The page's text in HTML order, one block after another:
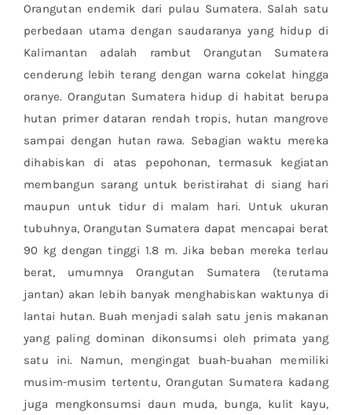
Orangutan endemik dari pulau Sumatera. Salah satu
perbedaan utama dengan saudaranya yang hidup di
Kalimantan adalah rambut Orangutan Sumatera
cenderung lebih terang dengan warna cokelat hingga
oranye. Orangutan Sumatera hidup di habitat berupa
hutan primer dataran rendah tropis, hutan mangrove
sampai dengan hutan rawa. Sebagian waktu mereka
dihabiskan di atas pepohonan, termasuk kegiatan
membangun sarang untuk beristirahat di siang hari
maupun untuk tidur di malam hari. Untuk ukuran
tubuhnya, Orangutan Sumatera dapat mencapai berat
90 kg dengan tinggi 1.8 m. Jika beban mereka terlau
berat, umumnya Orangutan Sumatera (terutama
jantan) akan lebih banyak menghabiskan waktunya di
lantai hutan. Buah menjadi salah satu jenis makanan
yang paling dominan dikonsumsi oleh primata yang
satu ini. Namun, mengingat buah-buahan memiliki
musim-musim tertentu, Orangutan Sumatera kadang
juga mengkonsumsi daun muda, bunga, kulit kayu,